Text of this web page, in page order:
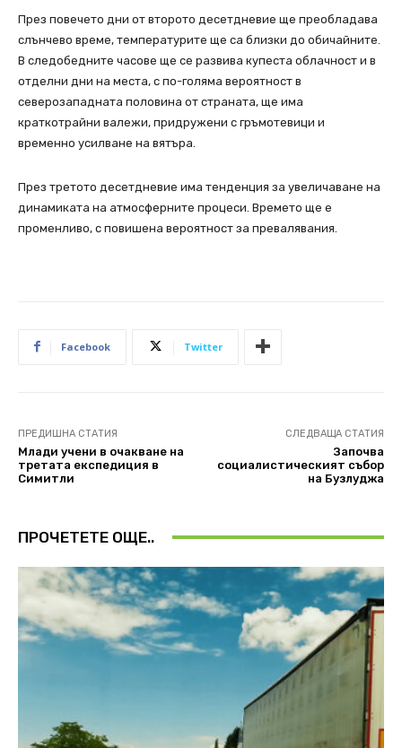
През повечето дни от второто десетдневие ще преобладава
слънчево време, температурите ще са близки до обичайните.
В следобедните часове ще се развива купеста облачност и в
отделни дни на места, с по-голяма вероятност в
северозападната половина от страната, ще има
краткотрайни валежи, придружени с гръмотевици и
временно усилване на вятъра.
През третото десетдневие има тенденция за увеличаване на
динамиката на атмосферните процеси. Времето ще е
променливо, с повишена вероятност за превалявания.
Facebook Twitter
ПРЕДИШНА СТАТИЯ
Млади учени в очакване на
третата експедиция в
Симитли
СЛЕДВАЩА СТАТИЯ
Започва
социалистическият събор
на Бузлуджа
ПРОЧЕТЕТЕ ОЩЕ..